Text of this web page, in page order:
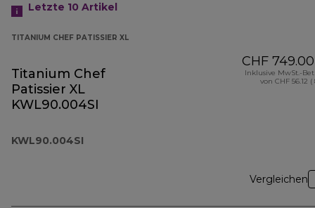
Letzte 10 Artikel
TITANIUM CHEF PATISSIER XL
Titanium Chef
Patissier XL
KWL90.004SI
KWL90.004SI
CHF 749.00
Inklusive MwSt.-
von CHF 56.12 (
Vergleichen